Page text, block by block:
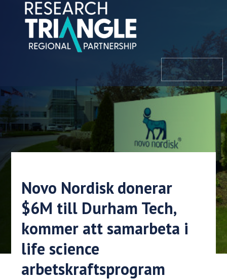
Hoppa till innehållet
meny
Novo Nordisk donerar
$6M till Durham Tech,
kommer att samarbeta i
life science
arbetskraftsprogram